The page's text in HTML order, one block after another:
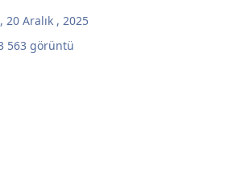
,20 Aralık , 2025
563 görüntü